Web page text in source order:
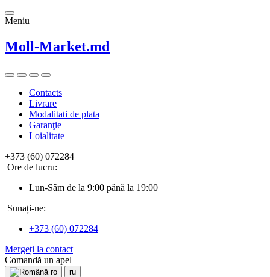
Meniu
Moll-Market.md
Contacts
Livrare
Modalitati de plata
Garanţie
Loialitate
+373 (60) 072284
Ore de lucru:
Lun-Sâm de la 9:00 până la 19:00
Sunați-ne:
+373 (60) 072284
Mergeți la contact
Comandă un apel
ro
ru